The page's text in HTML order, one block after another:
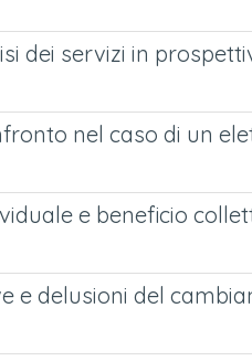
dei servizi in
nel caso di un
e beneficio
e delusioni del